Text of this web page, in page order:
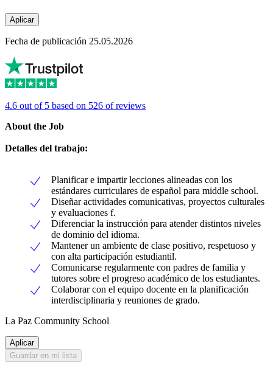
Aplicar
Fecha de publicación 25.05.2026
4.6 out of 5 based on 526 of reviews
About the Job
Detalles del trabajo:
Planificar e impartir lecciones alineadas con los
estándares curriculares de español para middle school.
Diseñar actividades comunicativas, proyectos culturales
y evaluaciones f.
Diferenciar la instrucción para atender distintos niveles
de dominio del idioma.
Mantener un ambiente de clase positivo, respetuoso y
con alta participación estudiantil.
Comunicarse regularmente con padres de familia y
tutores sobre el progreso académico de los estudiantes.
Colaborar con el equipo docente en la planificación
interdisciplinaria y reuniones de grado.
La Paz Community School
Aplicar
Guardar en mi lista